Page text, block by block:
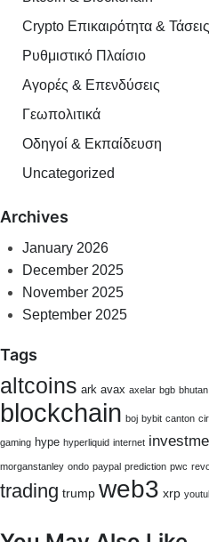
Crypto Επικαιρότητα & Τάσεις
Ρυθμιστικό Πλαίσιο
Αγορές & Επενδύσεις
Γεωπολιτικά
Οδηγοί & Εκπαίδευση
Uncategorized
Archives
January 2026
December 2025
November 2025
September 2025
Tags
altcoins ark avax axelar bgb bhutan
blockchain boj bybit canton
gaming hype hyperliquid internet
morganstanley ondo paypal prediction pwc
trading trump web3 xrp